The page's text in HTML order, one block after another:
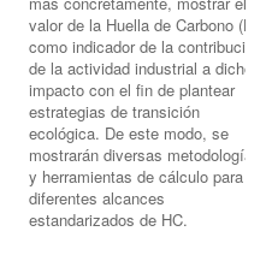
valor de la Huella de Carbono (HC)
como indicador de la contribución
de la actividad industrial a dicho
impacto con el fin de plantear
estrategias de transición
ecológica. De este modo, se
mostrarán diversas metodologías
y herramientas de cálculo para los
diferentes alcances
estandarizados de HC.